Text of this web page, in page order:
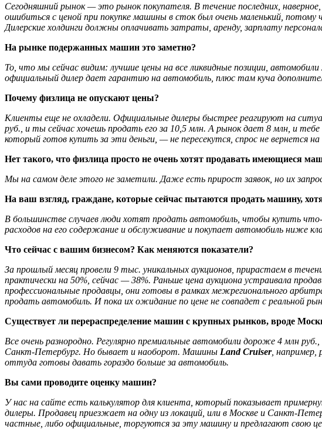
Сегодняшний рынок — это рынок покупателя. В течение последних,
ошибиться с ценой при покупке машины в сток был очень маленький,
Дилерские холдинги должны оплачивать затраты, аренду, зарплату
На рынке подержанных машин это заметно?
То, что мы сейчас видим: лучшие цены на все ликвидные позиции,
официальный дилер дает гарантию на автомобиль, плюс там куча
Почему физлица не опускают цены?
Клиенты еще не охладели. Официальные дилеры быстрее реагируют на
руб., и ты сейчас хочешь продать его за 10,5 млн. А рынок дает 8 млн, и
который готов купить за эти деньги, — не пересекутся, спрос не вернется
Нет такого, что физлица просто не очень хотят продавать имеющиеся
Мы на самом деле этого не заметили. Даже есть прирост заявок, но их
На ваш взгляд, граждане, которые сейчас пытаются продать машину,
В большинстве случаев люди хотят продать автомобиль, чтобы купить что-
расходов на его содержание и обслуживание и покупает автомобиль ниже
Что сейчас с вашим бизнесом? Как меняются показатели?
За прошлый месяц провели 9 тыс. уникальных аукционов, прирастаем в
практически на 50%, сейчас — 38%. Раньше цена аукциона устраивала
профессиональные продавцы, они готовы в рамках межрегионального
продать автомобиль. И пока их ожидание по цене не совпадет с реальной
Существует ли перераспределение машин с крупных рынков, вроде
Все очень разнородно. Регулярно премиальные автомобили дороже 4 млн
Санкт-Петербург. Но бывает и наоборот. Машины Land Cruiser, например,
оттуда готовы давать гораздо больше за автомобиль.
Вы сами проводите оценку машин?
У нас на сайте есть калькулятор для клиента, который показывает
дилеры. Продавец приезжает на одну из локаций, или в Москве и Санкт-
частные, либо официальные, торгуются за эту машину и предлагают свою